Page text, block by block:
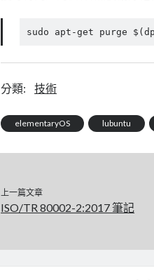
sudo apt-get purge
分類: 技術
elementaryOS lubuntu
上一篇文章
ISO/TR 80002-2:2017 筆記